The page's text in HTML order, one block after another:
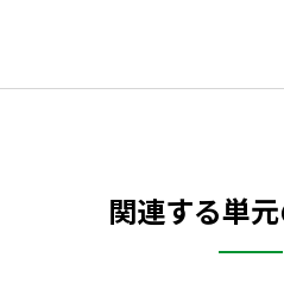
関連する単